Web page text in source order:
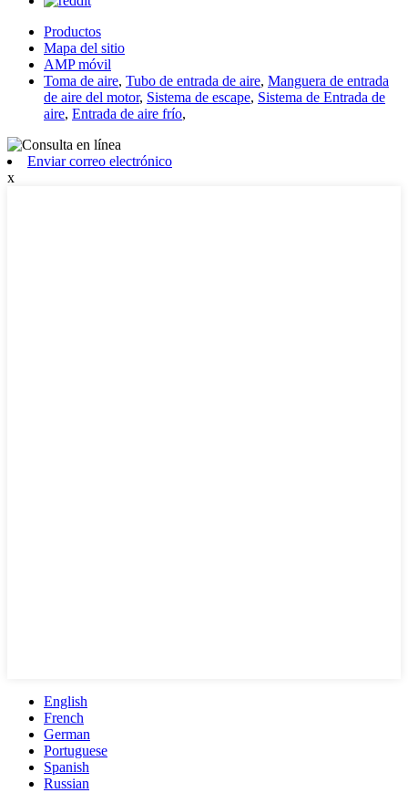
Productos
Mapa del sitio
AMP móvil
Toma de aire, Tubo de entrada de aire, Manguera de entrada
de aire del motor, Sistema de escape, Sistema de Entrada de
aire, Entrada de aire frío,
Enviar correo electrónico
x
English
French
German
Portuguese
Spanish
Russian